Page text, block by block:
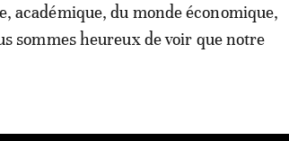
académique, du monde économique,
sommes heureux de voir que notre